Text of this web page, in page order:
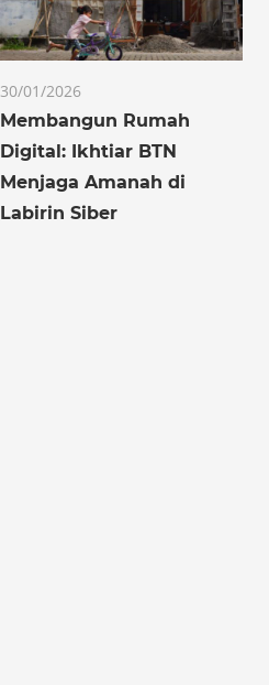
30/01/2026
Membangun Rumah
Digital: Ikhtiar BTN
Menjaga Amanah di
Labirin Siber